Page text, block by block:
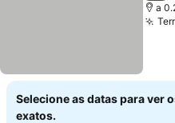
a
Selecione as datas para ver
exatos.